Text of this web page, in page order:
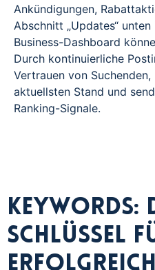
Ankündigungen,
Abschnitt „Updates“
Business-Dashboard
Durch kontinuierliche
Vertrauen von
aktuellsten Stand und
Ranking-Signale.
Keywords:
Schlüssel